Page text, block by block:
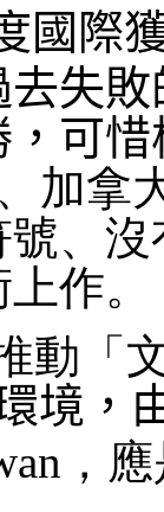
國際
失
可
加拿
、
作。
動「
境 ，
，